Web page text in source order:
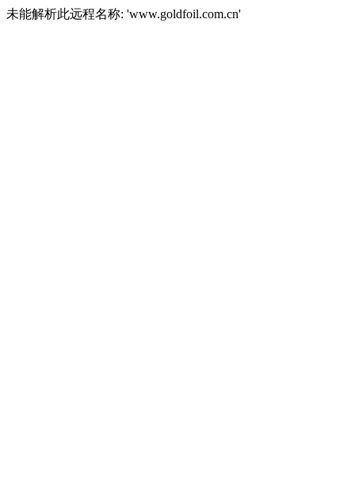
未能解析此远程名称: 'www.goldfoil.com.cn'